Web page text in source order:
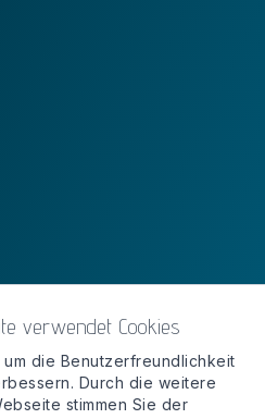
verwendet Cookies
die Benutzerfreundlichkeit
Durch die weitere
stimmen Sie der